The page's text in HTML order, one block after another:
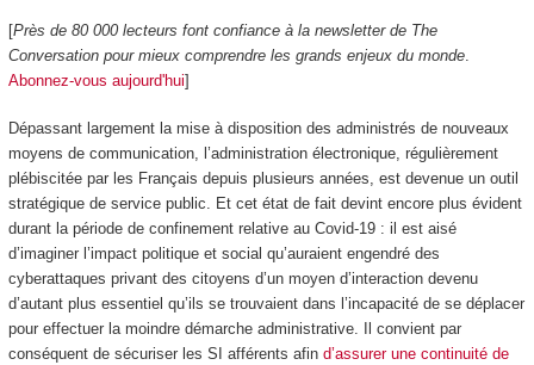
[Près de 80 000 lecteurs font confiance à la newsletter de The
Conversation pour mieux comprendre les grands enjeux du monde.
Abonnez-vous aujourd'hui]
Dépassant largement la mise à disposition des administrés de nouveaux
moyens de communication, l’administration électronique, régulièrement
plébiscitée par les Français depuis plusieurs années, est devenue un outil
stratégique de service public. Et cet état de fait devint encore plus évident
durant la période de confinement relative au Covid-19 : il est aisé
d’imaginer l’impact politique et social qu’auraient engendré des
cyberattaques privant des citoyens d’un moyen d’interaction devenu
d’autant plus essentiel qu’ils se trouvaient dans l’incapacité de se déplacer
pour effectuer la moindre démarche administrative. Il convient par
conséquent de sécuriser les SI afférents afin d’assurer une continuité de